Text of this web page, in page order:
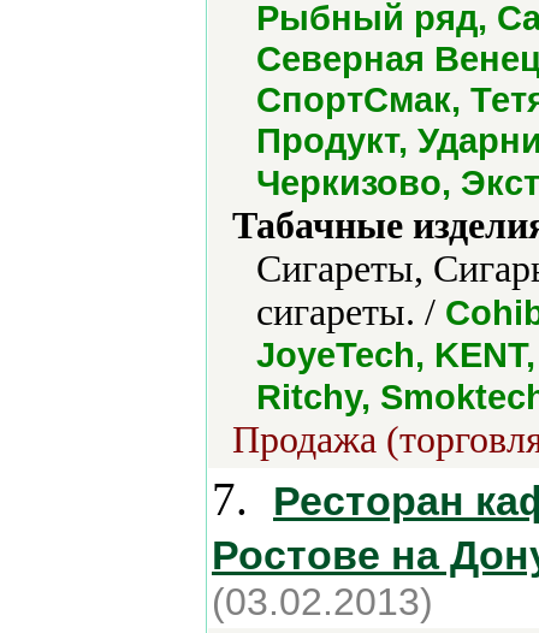
Рыбный ряд,
Северная
СпортСмак,
Продукт,
Черкизово,
Табачные
Сигареты,
сигареты. /
JoyeTech,
Ritchy,
Продажа
7.
Ресторан
Ростове на
(03.02.2013)